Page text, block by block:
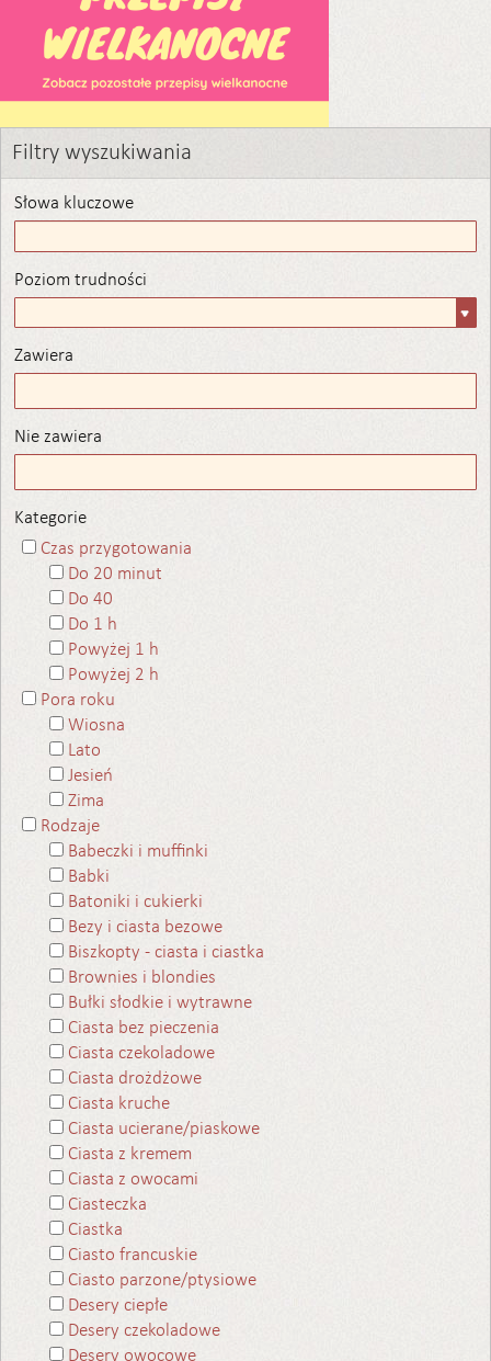
Filtry wyszukiwania
Słowa kluczowe
Poziom trudności
trudności
Zawiera
Nie zawiera
Kategorie
Czas przygotowania
Do 20 minut
Do 40
Do 1 h
Powyżej 1 h
Powyżej 2 h
Pora roku
Wiosna
Lato
Jesień
Zima
Rodzaje
Babeczki i muffinki
Babki
Batoniki i cukierki
Bezy i ciasta bezowe
Biszkopty - ciasta i ciastka
Brownies i blondies
Bułki słodkie i wytrawne
Ciasta bez pieczenia
Ciasta czekoladowe
Ciasta drożdżowe
Ciasta kruche
Ciasta ucierane/piaskowe
Ciasta z kremem
Ciasta z owocami
Ciasteczka
Ciastka
Ciasto francuskie
Ciasto parzone/ptysiowe
Desery ciepłe
Desery czekoladowe
Desery owocowe